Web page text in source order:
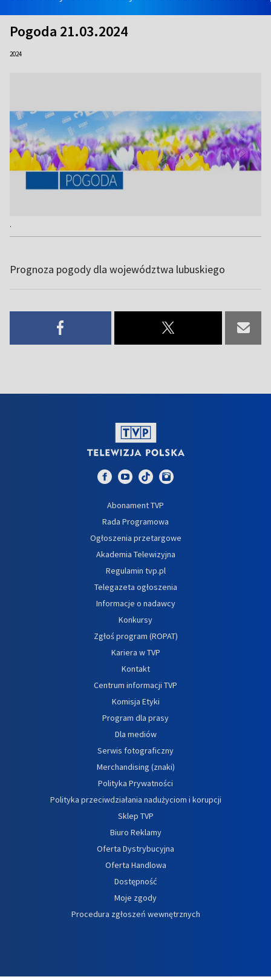
Pogoda 21.03.2024
2024
.
Prognoza pogody dla województwa lubuskiego
Abonament TVP
Rada Programowa
Ogłoszenia przetargowe
Akademia Telewizyjna
Regulamin tvp.pl
Telegazeta ogłoszenia
Informacje o nadawcy
Konkursy
Zgłoś program (ROPAT)
Kariera w TVP
Kontakt
Centrum informacji TVP
Komisja Etyki
Program dla prasy
Dla mediów
Serwis fotograficzny
Merchandising (znaki)
Polityka Prywatności
Polityka przeciwdziałania nadużyciom i korupcji
Sklep TVP
Biuro Reklamy
Oferta Dystrybucyjna
Oferta Handlowa
Dostępność
Moje zgody
Procedura zgłoszeń wewnętrznych